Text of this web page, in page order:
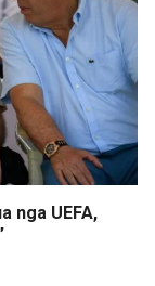
nga UEFA,